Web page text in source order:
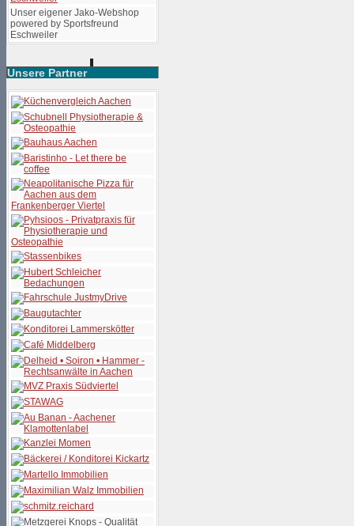
Unser eigener Jako-Webshop
powered by Sportsfreund
Eschweiler
Unsere Partner